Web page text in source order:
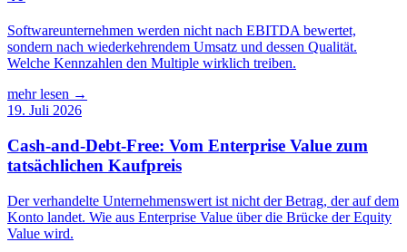
Softwareunternehmen werden nicht nach EBITDA bewertet,
sondern nach wiederkehrendem Umsatz und dessen Qualität.
Welche Kennzahlen den Multiple wirklich treiben.
mehr lesen →
19. Juli 2026
Cash-and-Debt-Free: Vom Enterprise Value zum
tatsächlichen Kaufpreis
Der verhandelte Unternehmenswert ist nicht der Betrag, der auf dem
Konto landet. Wie aus Enterprise Value über die Brücke der Equity
Value wird.